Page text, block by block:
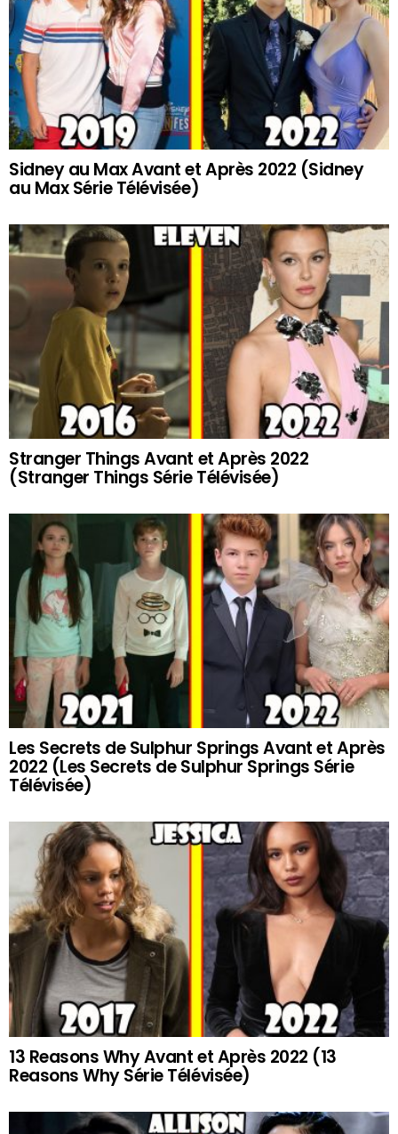
Sidney au Max Avant et Après 2022 (Sidney
au Max Série Télévisée)
Stranger Things Avant et Après 2022
(Stranger Things Série Télévisée)
Les Secrets de Sulphur Springs Avant et Après
2022 (Les Secrets de Sulphur Springs Série
Télévisée)
13 Reasons Why Avant et Après 2022 (13
Reasons Why Série Télévisée)